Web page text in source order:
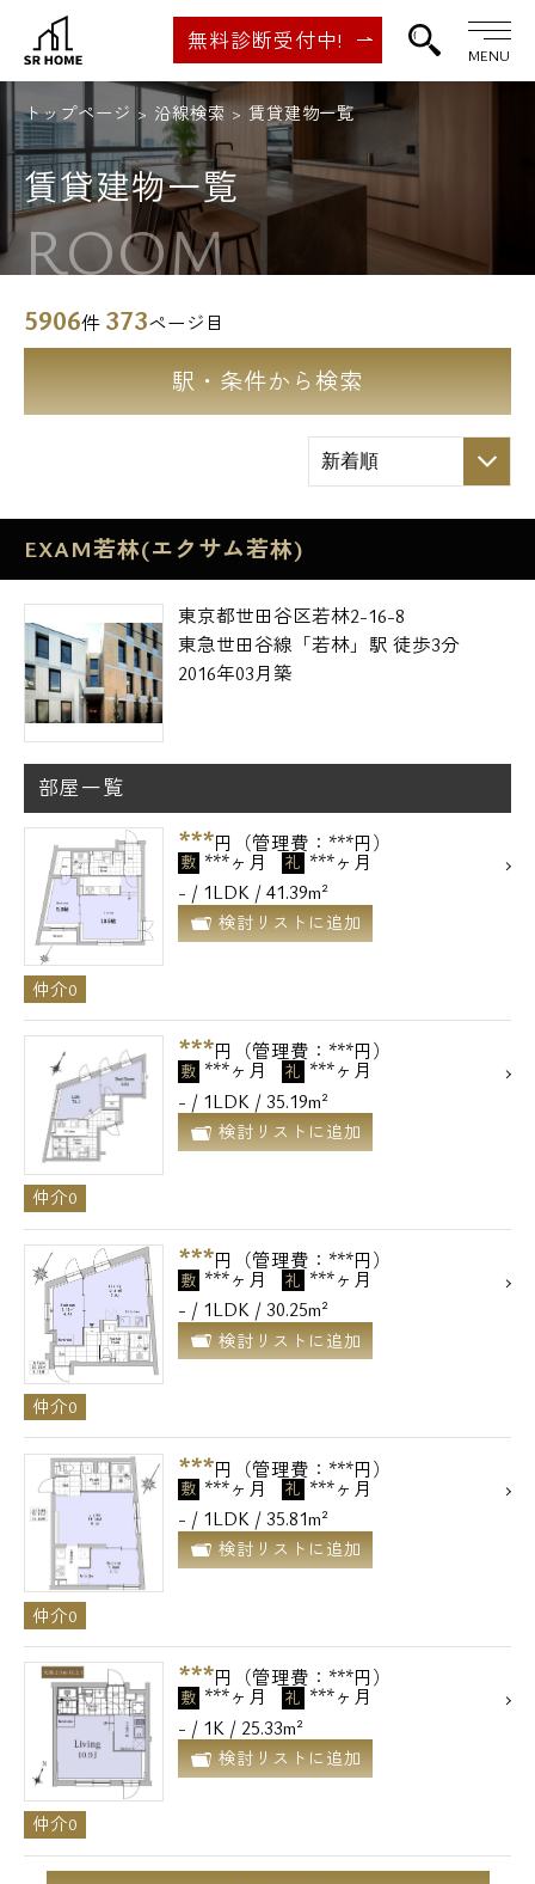
無料診断受付中!
MENU
トップページ 沿線検索 賃貸建物一覧
賃貸建物一覧
ROOM
5906件 373ページ目
駅・条件から検索
EXAM若林(エクサム若林)
東京都世田谷区若林2-16-8
東急世田谷線「若林」駅 徒歩3分
2016年03月築
部屋一覧
***円（管理費：***円）
敷 ***ヶ月 礼 ***ヶ月
- / 1LDK / 41.39m²
検討リストに追加
仲介0
***円（管理費：***円）
敷 ***ヶ月 礼 ***ヶ月
- / 1LDK / 35.19m²
検討リストに追加
仲介0
***円（管理費：***円）
敷 ***ヶ月 礼 ***ヶ月
- / 1LDK / 30.25m²
検討リストに追加
仲介0
***円（管理費：***円）
敷 ***ヶ月 礼 ***ヶ月
- / 1LDK / 35.81m²
検討リストに追加
仲介0
***円（管理費：***円）
敷 ***ヶ月 礼 ***ヶ月
- / 1K / 25.33m²
検討リストに追加
仲介0